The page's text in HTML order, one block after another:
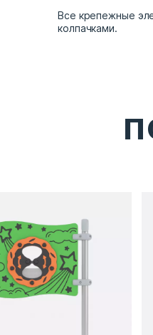
Все крепежные
колпачками.